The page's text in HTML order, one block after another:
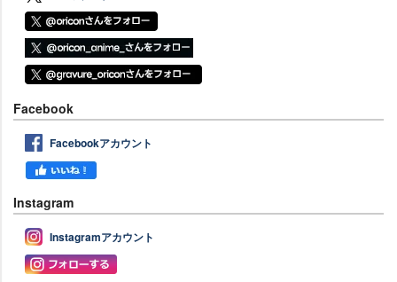
Facebook
Facebookアカウント
Instagram
Instagramアカウント